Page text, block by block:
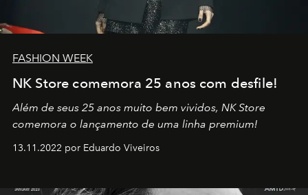
FASHION WEEK
NK Store comemora 25 anos com desfile!
Além de seus 25 anos muito bem vividos, NK Store
comemora o lançamento de uma linha premium!
13.11.2022 por Eduardo Viveiros